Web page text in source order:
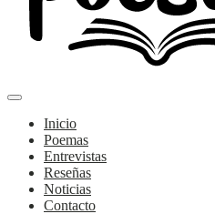
Lee Poesía
Poemas y entrevistas
Menu
Inicio
Poemas
Entrevistas
Reseñas
Noticias
Contacto